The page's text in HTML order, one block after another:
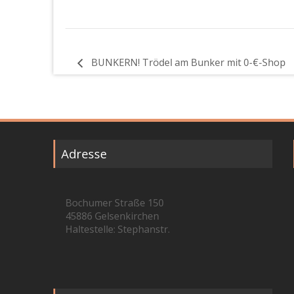
BUNKERN! Trödel am Bunker mit 0-€-Shop
Adresse
Bochumer Straße 150
45886 Gelsenkirchen
Haltestelle: Stephanstr.